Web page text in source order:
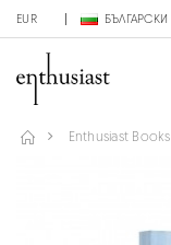
EUR БЪЛГАРСКИ
Enthusiast Books